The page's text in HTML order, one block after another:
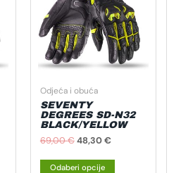
Odjeća i obuća
SEVENTY
DEGREES SD-N32
BLACK/YELLOW
69,00€
69,00 €.
48,30€
Odaberi opcije
više
varijanti.
Opcije
se
na
stranici